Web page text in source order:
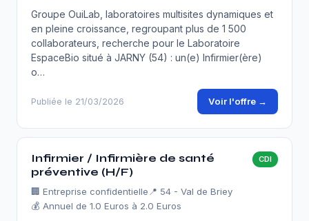
Groupe OuiLab, laboratoires multisites dynamiques et
en pleine croissance, regroupant plus de 1 500
collaborateurs, recherche pour le Laboratoire
EspaceBio situé à JARNY (54) : un(e) Infirmier(ère)
o…
Publiée le 21/03/2026 Voir l'offre →
Infirmier / Infirmière de santé
préventive (H/F)
CDI
🏢 Entreprise confidentielle 📍 54 - Val de Briey
💰 Annuel de 1.0 Euros à 2.0 Euros